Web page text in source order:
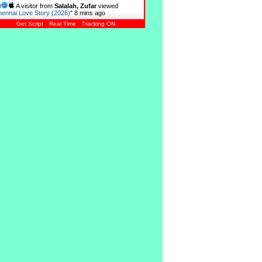
A visitor from Salalah, Zufarviewed
Love Story (2026)" 8 mins ago
Get Script Real Time Tracking ON